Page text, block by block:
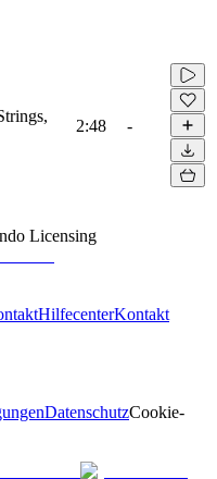
2:48 -
Licensing
HilfecenterKontakt
DatenschutzCookie-